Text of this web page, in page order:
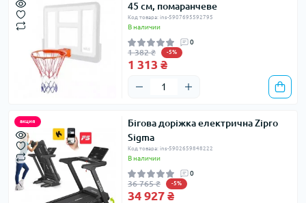
45 см, помаранчеве
Код товара: ins-5907695592795
В наличии
0
1 382 ₴ -5%
1 313 ₴
акция
Бігова доріжка електрична Zipro
Sigma
Код товара: ins-5902659848222
В наличии
0
36 765 ₴ -5%
34 927 ₴